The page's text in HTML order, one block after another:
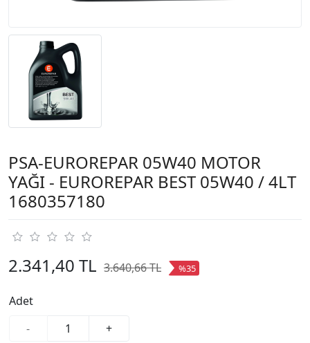
PSA-EUROREPAR 05W40 MOTOR
YAĞI - EUROREPAR BEST 05W40 / 4LT
1680357180
2.341,40 TL 3.640,66 TL %35
Adet
-
+